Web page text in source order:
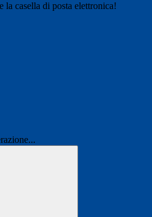
casella di posta elettronica!